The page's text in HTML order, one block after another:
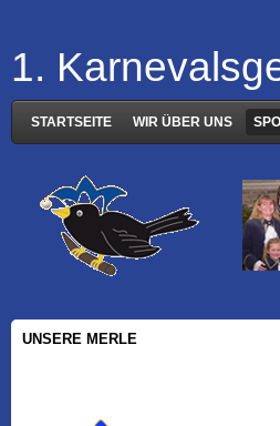
1.
STARTSEITE WIR ÜBER UNS
UNSERE MERLE